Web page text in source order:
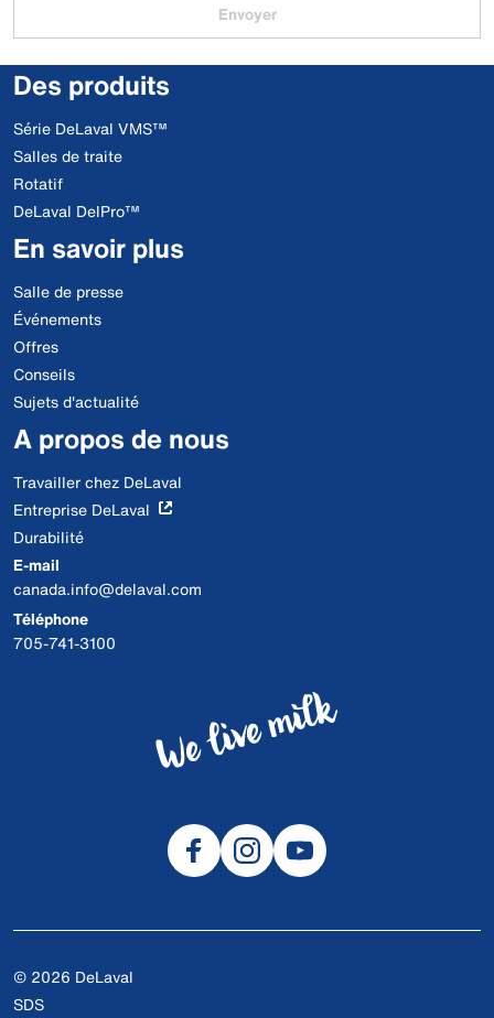
Envoyer
Des produits
Série DeLaval VMS™
Salles de traite
Rotatif
DeLaval DelPro™
En savoir plus
Salle de presse
Événements
Offres
Conseils
Sujets d'actualité
A propos de nous
Travailler chez DeLaval
Entreprise DeLaval
Durabilité
E-mail
canada.info@delaval.com
Téléphone
705-741-3100
© 2026 DeLaval
SDS